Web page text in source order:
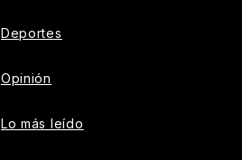
Deportes
Opinión
Lo más leído